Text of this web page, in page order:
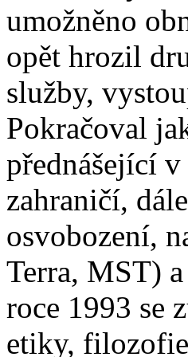
umožněno
opět hrozil
služby,
Pokračoval
přednášející
zahraničí,
osvobození,
Terra, MST)
roce 1993 se
etiky,